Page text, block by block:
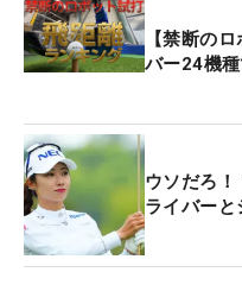
【禁断の
バー24機
ウソだろ！
ライバーと